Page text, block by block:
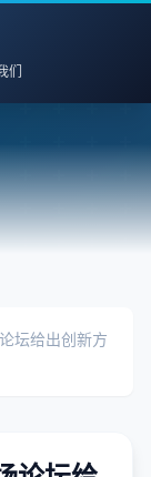
们
坛给出创新方